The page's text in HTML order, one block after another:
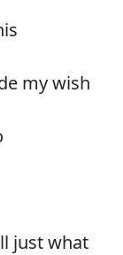
my wish
just what